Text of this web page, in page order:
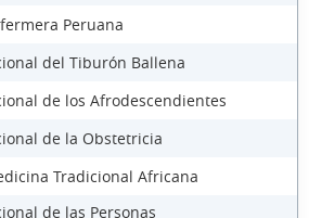
Peruana
del Tiburón Ballena
de los Afrodescendientes
de la Obstetricia
Tradicional Africana
de las Personas